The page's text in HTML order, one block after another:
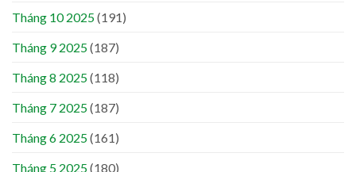
Tháng 10 2025(191)
Tháng 9 2025(187)
Tháng 8 2025(118)
Tháng 7 2025(187)
Tháng 6 2025(161)
Tháng 5 2025(180)